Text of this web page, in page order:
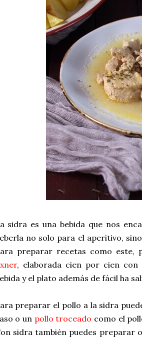
sidra es una bebida que nos
no solo para el aperitivo,
preparar recetas como este,
, elaborada cien por cien
y el plato además de fácil ha
preparar el pollo a la sidra
o un pollo troceado como el
sidra también puedes preparar